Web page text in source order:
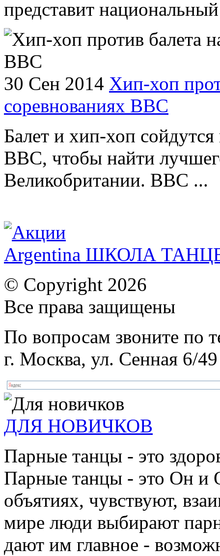
представит
30 Сен 2014 Хип-хоп
соревнованиях ВВС
Балет и хип-хоп сойдутся
BBC, чтобы найти
Великобритании. BBC ...
Argentina ШКОЛА
© Copyright 2026
Все права защищены
По вопросам звоните по
г. Москва, ул. Сенная 6/49
ДЛЯ НОВИЧКОВ
Парные танцы - это
Парные танцы - это Он и
объятиях, чувствуют,
мире люди выбирают
дают им главное -